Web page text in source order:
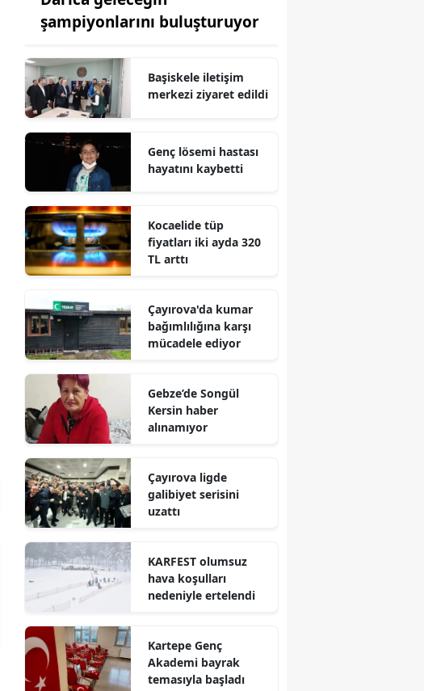
Edirne
Erzincan
Eskişehir
Giresun
Gümüşhane
Hatay
Isparta
İstanbul
Kars
Kastamonu
Kırklareli
Kocaeli
Konya
şampiyonlarını buluşturuyor
Başiskele iletişim
merkezi ziyaret edildi
Genç lösemi hastası
hayatını kaybetti
Kocaelide tüp
fiyatları iki ayda 320
TL arttı
Çayırova'da kumar
bağımlılığına karşı
mücadele ediyor
Gebze’de Songül
Kersin haber
alınamıyor
Çayırova ligde
galibiyet serisini
uzattı
KARFEST olumsuz
hava koşulları
nedeniyle ertelendi
Kartepe Genç
Akademi bayrak
temasıyla başladı